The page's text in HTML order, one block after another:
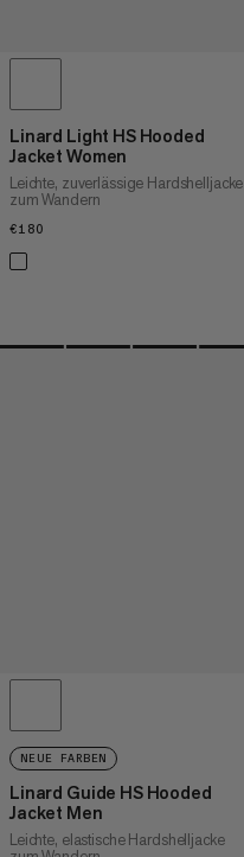
Linard Light HS Hooded
Jacket Women
Leichte, zuverlässige Hardshelljacke
zum Wandern
€180
NEUE FARBEN
Linard Guide HS Hooded
Jacket Men
Leichte, elastische Hardshelljacke